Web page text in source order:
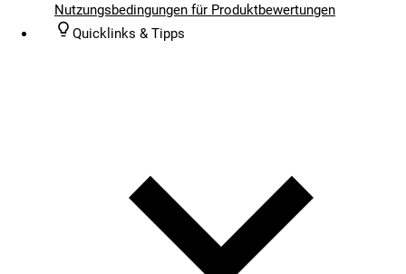
Nutzungsbedingungen für Produktbewertungen
Quicklinks & Tipps